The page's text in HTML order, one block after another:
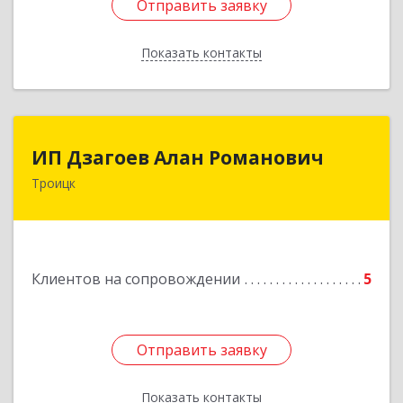
Отправить заявку
Показать контакты
Отправить заявку
Назад
ИП Дзагоев Алан Романович
Троицк
Клиентов на сопровождении 5
Отправить заявку
Показать контакты
Подробнее
Отправить заявку
Назад